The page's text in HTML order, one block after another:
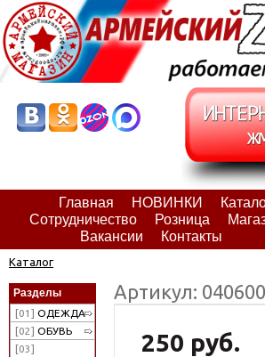
Главная НОВИНКИ
Сотрудничество
Розница
Вакансии
Контакты
Каталог
Разделы
[01] ОДЕЖДА
[02] ОБУВЬ
[03]
Артикул:
250 руб.